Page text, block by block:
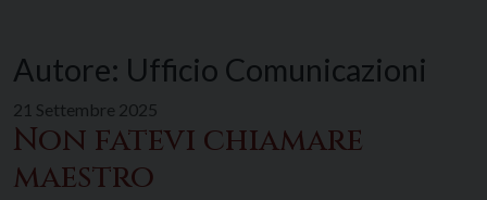
Autore: Ufficio Comunicazioni
21 Settembre 2025
Non fatevi chiamare
maestro